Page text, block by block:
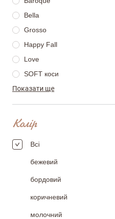
Bella
Grosso
Happy Fall
Love
SOFT коси
Touch
Вінтаж
Діно
Лука
Показати ще
Колір
Всі
бежевий
бордовий
коричневий
молочний